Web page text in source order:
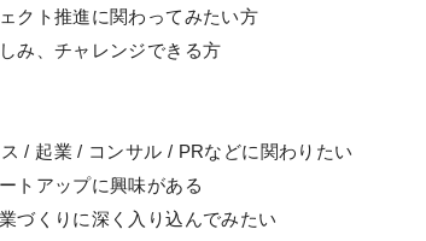
クト推進に関わってみたい方
み、チャレンジできる方
/ 起業 / コンサル / PRなどに関わりたい
トアップに興味がある
づくりに深く入り込んでみたい